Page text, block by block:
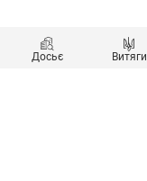
Досьє Витяги